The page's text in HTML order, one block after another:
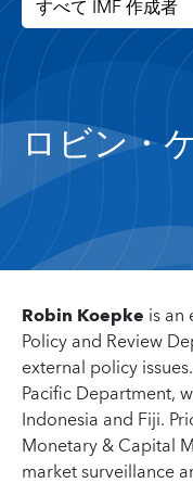
すべて IMF 作成者
ロビン・
Robin Koepke is an
Policy and Review
external policy
Pacific Department,
Indonesia and Fiji.
Monetary & Capital
market surveillance